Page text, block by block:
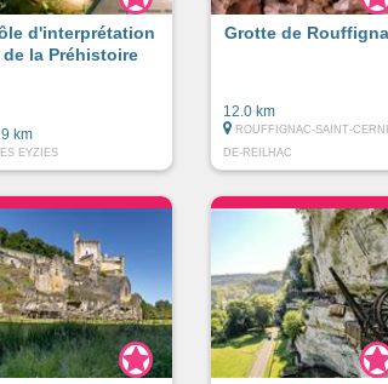
d'interprétation
de la Préhistoire
km
EYZIES
Grotte de
12.0 km
ROUFFIGNAC-SAINT-
DE-REILHAC